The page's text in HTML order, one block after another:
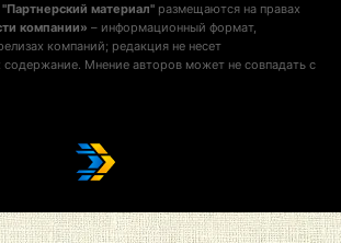
"Партнерский материал" размещаются на правах
компании» – информационный формат,
компаний; редакция не несет
содержание. Мнение авторов может не совпадать с